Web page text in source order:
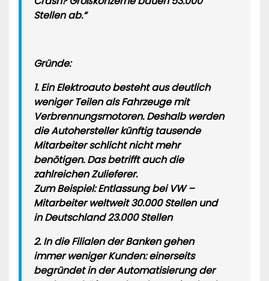
Stellen ab.“
Gründe:
1. Ein Elektroauto besteht aus deutlich
weniger Teilen als Fahrzeuge mit
Verbrennungsmotoren. Deshalb werden
die Autohersteller künftig tausende
Mitarbeiter schlicht nicht mehr
benötigen. Das betrifft auch die
zahlreichen Zulieferer.
Zum Beispiel: Entlassung bei VW –
Mitarbeiter weltweit 30.000 Stellen und
in Deutschland 23.000 Stellen
2. In die Filialen der Banken gehen
immer weniger Kunden: einerseits
begründet in der Automatisierung der